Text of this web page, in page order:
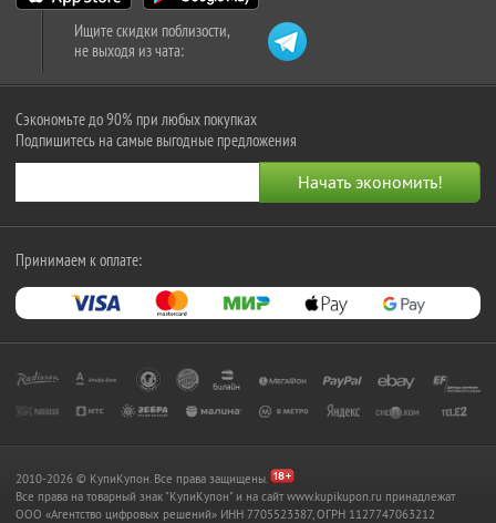
Ищите скидки поблизости,
не выходя из чата:
Сэкономьте до 90% при любых покупках
Подпишитесь на самые выгодные предложения
Принимаем к оплате:
2010-2026 © КупиКупон. Все права защищены.
Все права на товарный знак "КупиКупон" и на сайт www.kupikupon.ru принадлежат
OOO «Агентство цифровых решений» ИНН 7705523387, ОГРН 1127747063212